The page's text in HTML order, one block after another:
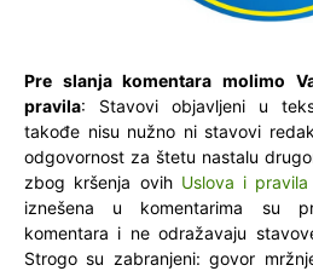
Pre slanja komentara molimo
pravila: Stavovi objavljeni u
takođe nisu nužno ni stavovi
odgovornost za štetu nastalu
zbog kršenja ovih Uslova i pravila
iznešena u komentarima su
komentara i ne odražavaju
Strogo su zabranjeni: govor